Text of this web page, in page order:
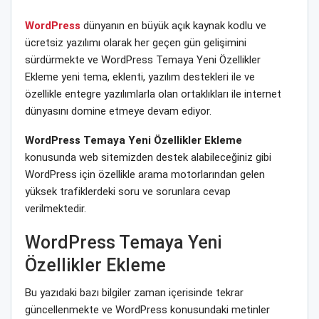
WordPress dünyanın en büyük açık kaynak kodlu ve
ücretsiz yazılımı olarak her geçen gün gelişimini
sürdürmekte ve WordPress Temaya Yeni Özellikler
Ekleme yeni tema, eklenti, yazılım destekleri ile ve
özellikle entegre yazılımlarla olan ortaklıkları ile internet
dünyasını domine etmeye devam ediyor.
WordPress Temaya Yeni Özellikler Ekleme
konusunda web sitemizden destek alabileceğiniz gibi
WordPress için özellikle arama motorlarından gelen
yüksek trafiklerdeki soru ve sorunlara cevap
verilmektedir.
WordPress Temaya Yeni
Özellikler Ekleme
Bu yazıdaki bazı bilgiler zaman içerisinde tekrar
güncellenmekte ve WordPress konusundaki metinler